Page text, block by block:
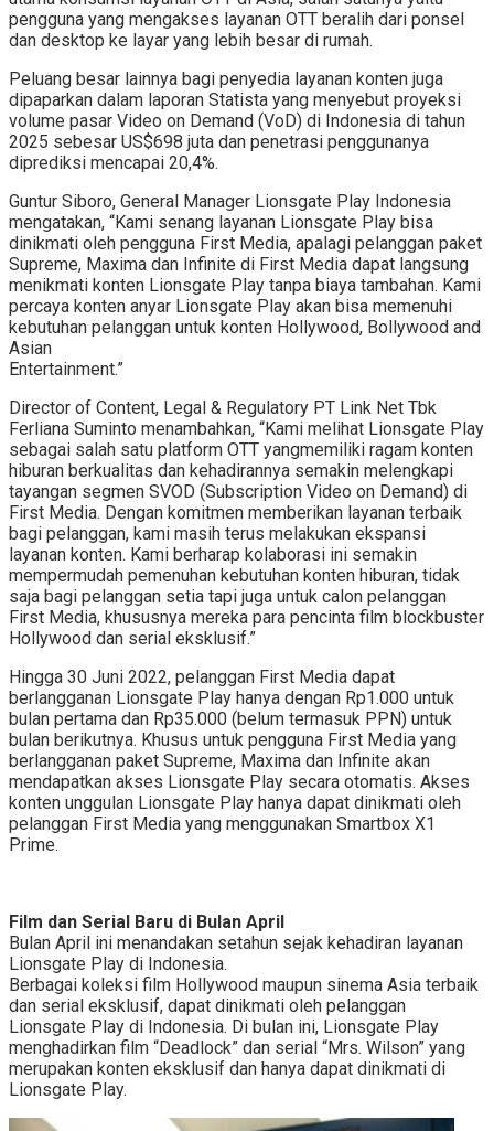
pengguna yang mengakses layanan OTT beralih dari ponsel
dan desktop ke layar yang lebih besar di rumah.
Peluang besar lainnya bagi penyedia layanan konten juga
dipaparkan dalam laporan Statista yang menyebut proyeksi
volume pasar Video on Demand (VoD) di Indonesia di tahun
2025 sebesar US$698 juta dan penetrasi penggunanya
diprediksi mencapai 20,4%.
Guntur Siboro, General Manager Lionsgate Play Indonesia
mengatakan, “Kami senang layanan Lionsgate Play bisa
dinikmati oleh pengguna First Media, apalagi pelanggan paket
Supreme, Maxima dan Infinite di First Media dapat langsung
menikmati konten Lionsgate Play tanpa biaya tambahan. Kami
percaya konten anyar Lionsgate Play akan bisa memenuhi
kebutuhan pelanggan untuk konten Hollywood, Bollywood and
Asian
Entertainment.”
Director of Content, Legal & Regulatory PT Link Net Tbk
Ferliana Suminto menambahkan, “Kami melihat Lionsgate Play
sebagai salah satu platform OTT yangmemiliki ragam konten
hiburan berkualitas dan kehadirannya semakin melengkapi
tayangan segmen SVOD (Subscription Video on Demand) di
First Media. Dengan komitmen memberikan layanan terbaik
bagi pelanggan, kami masih terus melakukan ekspansi
layanan konten. Kami berharap kolaborasi ini semakin
mempermudah pemenuhan kebutuhan konten hiburan, tidak
saja bagi pelanggan setia tapi juga untuk calon pelanggan
First Media, khususnya mereka para pencinta film blockbuster
Hollywood dan serial eksklusif.”
Hingga 30 Juni 2022, pelanggan First Media dapat
berlangganan Lionsgate Play hanya dengan Rp1.000 untuk
bulan pertama dan Rp35.000 (belum termasuk PPN) untuk
bulan berikutnya. Khusus untuk pengguna First Media yang
berlangganan paket Supreme, Maxima dan Infinite akan
mendapatkan akses Lionsgate Play secara otomatis. Akses
konten unggulan Lionsgate Play hanya dapat dinikmati oleh
pelanggan First Media yang menggunakan Smartbox X1
Prime.
Film dan Serial Baru di Bulan April
Bulan April ini menandakan setahun sejak kehadiran layanan
Lionsgate Play di Indonesia.
Berbagai koleksi film Hollywood maupun sinema Asia terbaik
dan serial eksklusif, dapat dinikmati oleh pelanggan
Lionsgate Play di Indonesia. Di bulan ini, Lionsgate Play
menghadirkan film “Deadlock” dan serial “Mrs. Wilson” yang
merupakan konten eksklusif dan hanya dapat dinikmati di
Lionsgate Play.